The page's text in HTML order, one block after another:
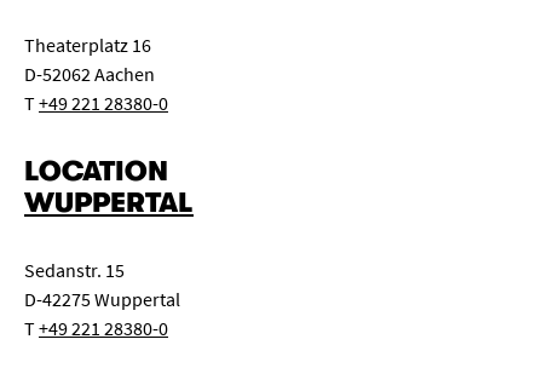
Theaterplatz 16
D-52062 Aachen
T+49 221 28380-0
LOCATION
WUPPERTAL
Sedanstr. 15
D-42275 Wuppertal
T+49 221 28380-0